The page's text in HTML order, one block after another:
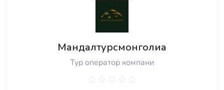
Мандалтурсмонголиа
Тур оператор компани